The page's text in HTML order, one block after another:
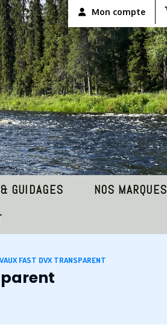
Mon compte
GUIDAGES NOS MARQUES
FAST DVX TRANSPARENT